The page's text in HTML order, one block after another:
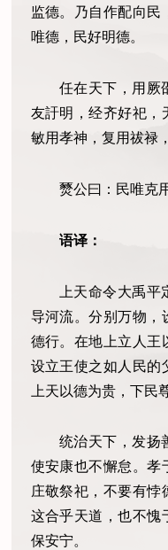
监德。乃自作配向民
唯德，民好明德。
任在天下，用厥
友訏明，经齐好祀，
敏用孝神，复用祓禄
燹公曰：民唯克
语译：
上天命令大禹
导河流。分别万物，
德行。在地上立人王
设立王使之如人民的
上天以德为贵，下民
统治天下，发扬
使安康也不懈怠。孝
庄敬祭祀，不要有悖
这合乎天道，也不愧
保安宁。